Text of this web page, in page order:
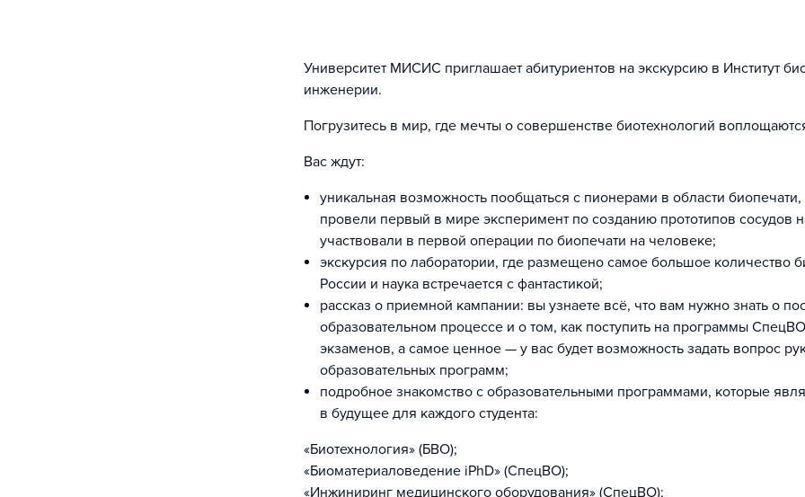
Университет МИСИС приглашает абитуриентов на экскурсию в Институт
инженерии.
Погрузитесь в мир, где мечты о совершенстве биотехнологий
Вас ждут:
уникальная возможность пообщаться с пионерами в области
провели первый в мире эксперимент по созданию прототипов сосудов
участвовали в первой операции по биопечати на человеке;
экскурсия по лаборатории, где размещено самое большое количество
России и наука встречается с фантастикой;
рассказ о приемной кампании: вы узнаете всё, что вам нужно знать о
образовательном процессе и о том, как поступить на программы
экзаменов, а самое ценное — у вас будет возможность задать вопрос
образовательных программ;
подробное знакомство с образовательными программами, которые
в будущее для каждого студента:
«Биотехнология» (БВО);
«Биоматериаловедение iPhD» (СпецВО);
«Инжиниринг медицинского оборудования» (СпецВО);